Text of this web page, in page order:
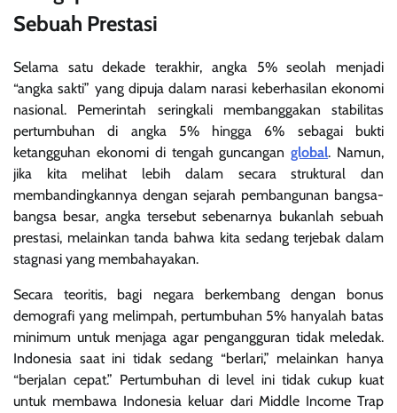
Sebuah Prestasi
Selama satu dekade terakhir, angka 5% seolah menjadi
“angka sakti” yang dipuja dalam narasi keberhasilan ekonomi
nasional. Pemerintah seringkali membanggakan stabilitas
pertumbuhan di angka 5% hingga 6% sebagai bukti
ketangguhan ekonomi di tengah guncanganglobal. Namun,
jika kita melihat lebih dalam secara struktural dan
membandingkannya dengan sejarah pembangunan bangsa-
bangsa besar, angka tersebut sebenarnya bukanlah sebuah
prestasi, melainkan tanda bahwa kita sedang terjebak dalam
stagnasi yang membahayakan.
Secara teoritis, bagi negara berkembang dengan bonus
demografi yang melimpah, pertumbuhan 5% hanyalah batas
minimum untuk menjaga agar pengangguran tidak meledak.
Indonesia saat ini tidak sedang “berlari,” melainkan hanya
“berjalan cepat.” Pertumbuhan di level ini tidak cukup kuat
untuk membawa Indonesia keluar dari Middle Income Trap